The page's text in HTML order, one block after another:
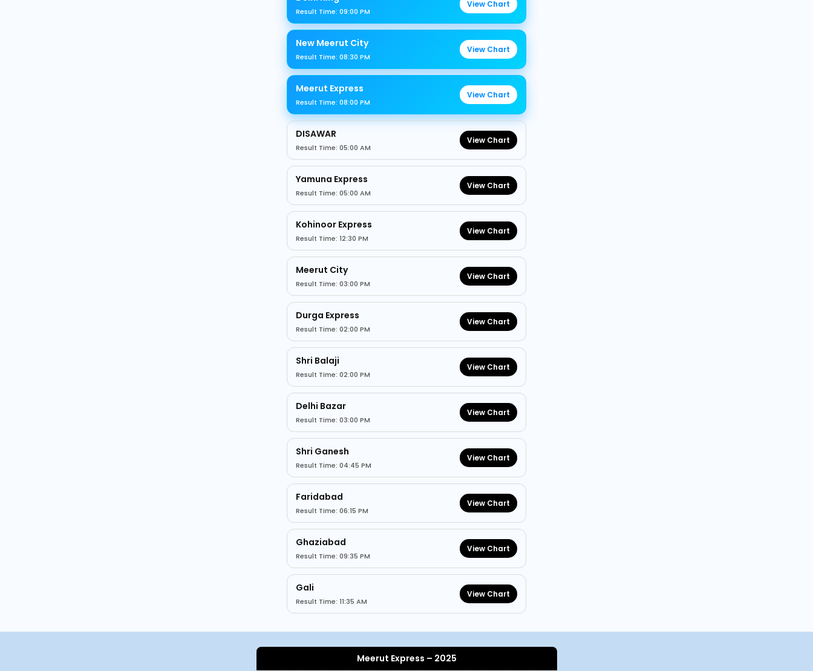
Result Time: 09:00 PM
View Chart
New Meerut City
Result Time: 08:30 PM
View Chart
Meerut Express
Result Time: 08:00 PM
View Chart
DISAWAR
Result Time: 05:00 AM
View Chart
Yamuna Express
Result Time: 05:00 AM
View Chart
Kohinoor Express
Result Time: 12:30 PM
View Chart
Meerut City
Result Time: 03:00 PM
View Chart
Durga Express
Result Time: 02:00 PM
View Chart
Shri Balaji
Result Time: 02:00 PM
View Chart
Delhi Bazar
Result Time: 03:00 PM
View Chart
Shri Ganesh
Result Time: 04:45 PM
View Chart
Faridabad
Result Time: 06:15 PM
View Chart
Ghaziabad
Result Time: 09:35 PM
View Chart
Gali
Result Time: 11:35 AM
View Chart
Meerut Express – 2025